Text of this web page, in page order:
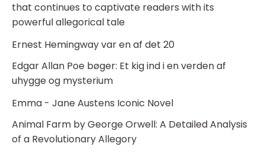
that continues to captivate readers with its
powerful allegorical tale
Ernest Hemingway var en af det 20
Edgar Allan Poe bøger: Et kig ind i en verden af
uhygge og mysterium
Emma - Jane Austens Iconic Novel
Animal Farm by George Orwell: A Detailed Analysis
of a Revolutionary Allegory